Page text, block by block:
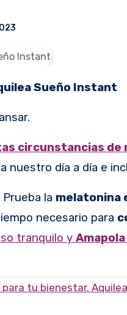
Sueño Instant
circunstancias de
nuestro día a día e
Prueba la melatonina
necesario para
tranquilo y